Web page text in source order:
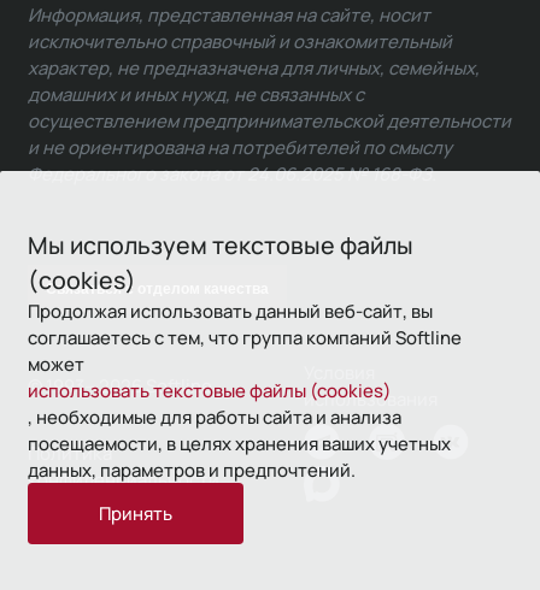
Мы используем текстовые файлы
(cookies)
Продолжая использовать данный веб-сайт, вы
соглашаетесь с тем, что группа компаний Softline
может
использовать текстовые файлы (cookies)
, необходимые для работы сайта и анализа
посещаемости, в целях хранения ваших учетных
данных, параметров и предпочтений.
Принять
Связаться с отделом качества
Информация, представленная на сайте, носит
исключительно справочный и ознакомительный
характер, не предназначена для личных, семейных,
домашних и иных нужд, не связанных с
осуществлением предпринимательской деятельности
и не ориентирована на потребителей по смыслу
Федерального закона от 24.06.2025 № 168-ФЗ.
© 1993—2026 Softline
использования
Политика
конфиденциальности